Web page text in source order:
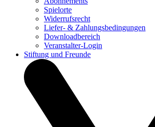
Spielorte
Widerrufsrecht
Liefer- & Zahlungsbedingungen
Downloadbereich
Veranstalter-Login
Stiftung und Freunde